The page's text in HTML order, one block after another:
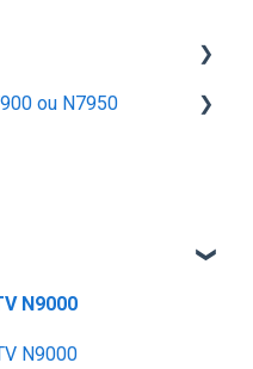
ou N7950
N9000
N9000